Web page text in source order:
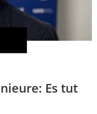
Es tut